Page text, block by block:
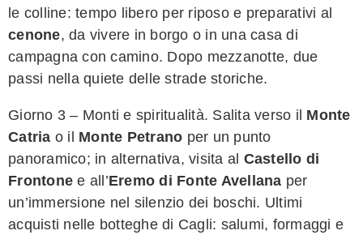
le colline: tempo libero per riposo e preparativi al
cenone, da vivere in borgo o in una casa di
campagna con camino. Dopo mezzanotte, due
passi nella quiete delle strade storiche.
Giorno 3 – Monti e spiritualità. Salita verso il Monte
Catria o il Monte Petrano per un punto
panoramico; in alternativa, visita al Castello di
Frontone e all’Eremo di Fonte Avellana per
un’immersione nel silenzio dei boschi. Ultimi
acquisti nelle botteghe di Cagli: salumi, formaggi e